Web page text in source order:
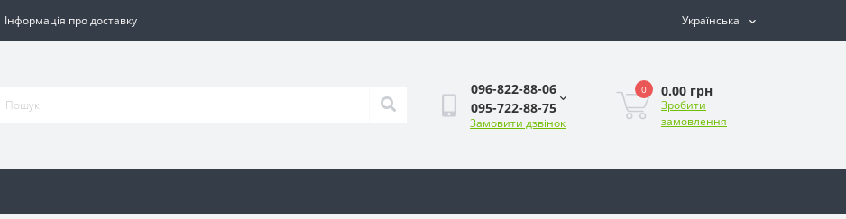
Інформація про доставку Українська
096-822-88-06
095-722-88-75
Замовити дзвінок
0 0.00 грн
Зробити
замовлення